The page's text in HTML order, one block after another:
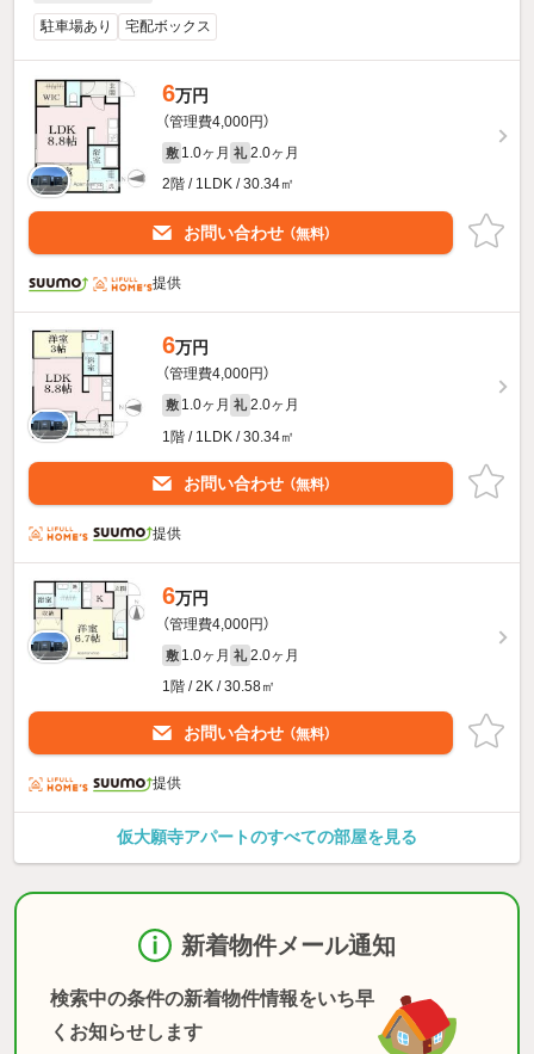
駐車場あり 宅配ボックス
6万円
（管理費4,000円）
敷 1.0ヶ月 礼 2.0ヶ月
2階 / 1LDK / 30.34㎡
お問い合わせ （無料）
提供
6万円
（管理費4,000円）
敷 1.0ヶ月 礼 2.0ヶ月
1階 / 1LDK / 30.34㎡
お問い合わせ （無料）
提供
6万円
（管理費4,000円）
敷 1.0ヶ月 礼 2.0ヶ月
1階 / 2K / 30.58㎡
お問い合わせ （無料）
提供
仮大願寺アパートのすべての部屋を見る
新着物件メール通知
検索中の条件の新着物件情報をいち早
くお知らせします